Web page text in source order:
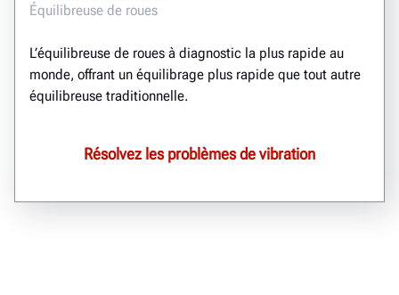
Équilibreuse de roues
L’équilibreuse de roues à diagnostic la plus rapide au
monde, offrant un équilibrage plus rapide que tout autre
équilibreuse traditionnelle.
Résolvez les problèmes de vibration